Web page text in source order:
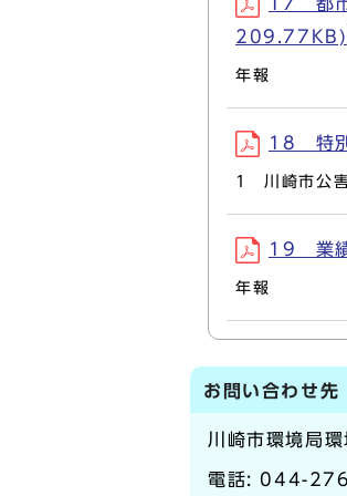
209.77KB)
年報
18 特
1 川崎市公
19 業
年報
お問い合わせ先
川崎市環境局
電話: 044-